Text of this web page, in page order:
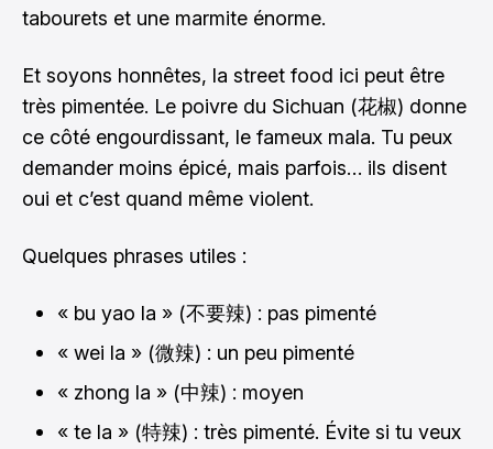
tabourets et une marmite énorme.
Et soyons honnêtes, la street food ici peut être
très pimentée. Le poivre du Sichuan (花椒) donne
ce côté engourdissant, le fameux mala. Tu peux
demander moins épicé, mais parfois… ils disent
oui et c’est quand même violent.
Quelques phrases utiles :
« bu yao la » (不要辣) : pas pimenté
« wei la » (微辣) : un peu pimenté
« zhong la » (中辣) : moyen
« te la » (特辣) : très pimenté. Évite si tu veux